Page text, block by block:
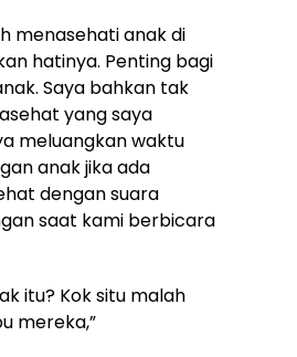
menasehati anak di
hatinya. Penting bagi
Saya bahkan tak
yang saya
meluangkan waktu
anak jika ada
dengan suara
saat kami berbicara
itu? Kok situ malah
mereka,”